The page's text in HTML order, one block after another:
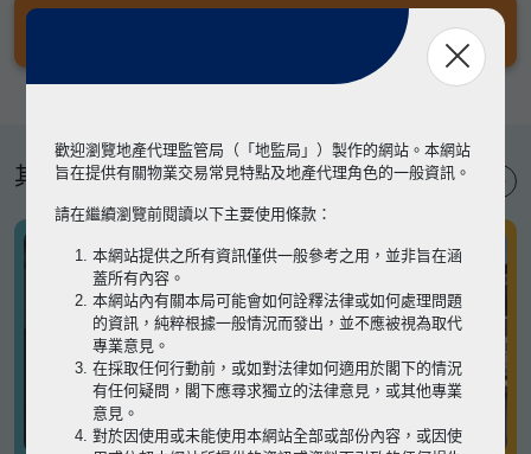
其他專題
歡迎瀏覽地產代理監管局（「地監局」）製作的網站。本網站
旨在提供有關物業交易常見特點及地產代理角色的一般資訊。
請在繼續瀏覽前閱讀以下主要使用條款：
本網站提供之所有資訊僅供一般參考之用，並非旨在涵
蓋所有內容。
本網站內有關本局可能會如何詮釋法律或如何處理問題
的資訊，純粹根據一般情況而發出，並不應被視為取代
專業意見。
在採取任何行動前，或如對法律如何適用於閣下的情況
有任何疑問，閣下應尋求獨立的法律意見，或其他專業
意見。
對於因使用或未能使用本網站全部或部份內容，或因使